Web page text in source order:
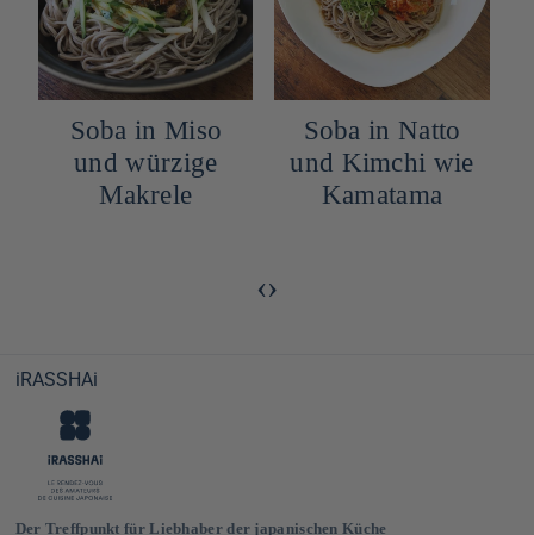
Soba in Miso
und würzige
Makrele
Soba in Natto
und Kimchi wie
Kamatama
‹›
iRASSHAi
Der Treffpunkt für Liebhaber der japanischen Küche